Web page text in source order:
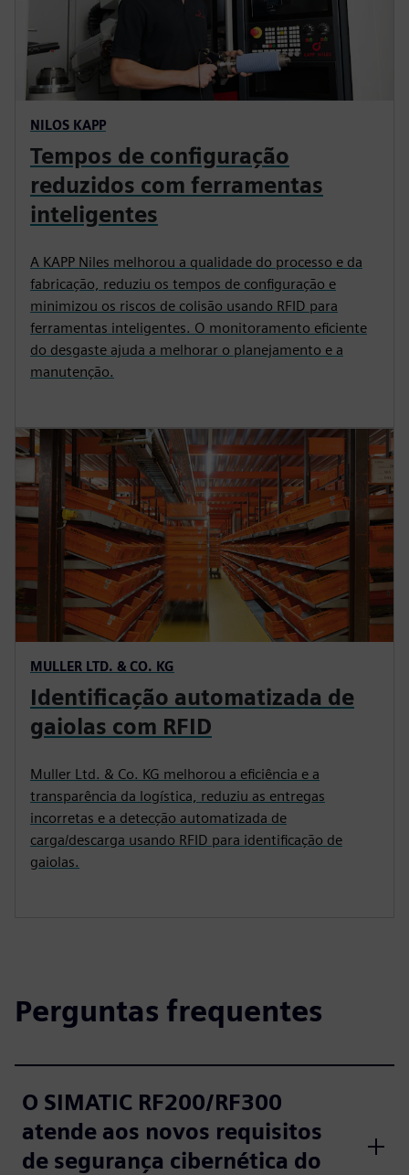
NILOS KAPP
Tempos de configuração
reduzidos com ferramentas
inteligentes
A KAPP Niles melhorou a qualidade do processo e da
fabricação, reduziu os tempos de configuração e
minimizou os riscos de colisão usando RFID para
ferramentas inteligentes. O monitoramento eficiente
do desgaste ajuda a melhorar o planejamento e a
manutenção.
MULLER LTD. & CO. KG
Identificação automatizada de
gaiolas com RFID
Muller Ltd. & Co. KG melhorou a eficiência e a
transparência da logística, reduziu as entregas
incorretas e a detecção automatizada de
carga/descarga usando RFID para identificação de
gaiolas.
Perguntas frequentes
O SIMATIC RF200/RF300
atende aos novos requisitos
de segurança cibernética do